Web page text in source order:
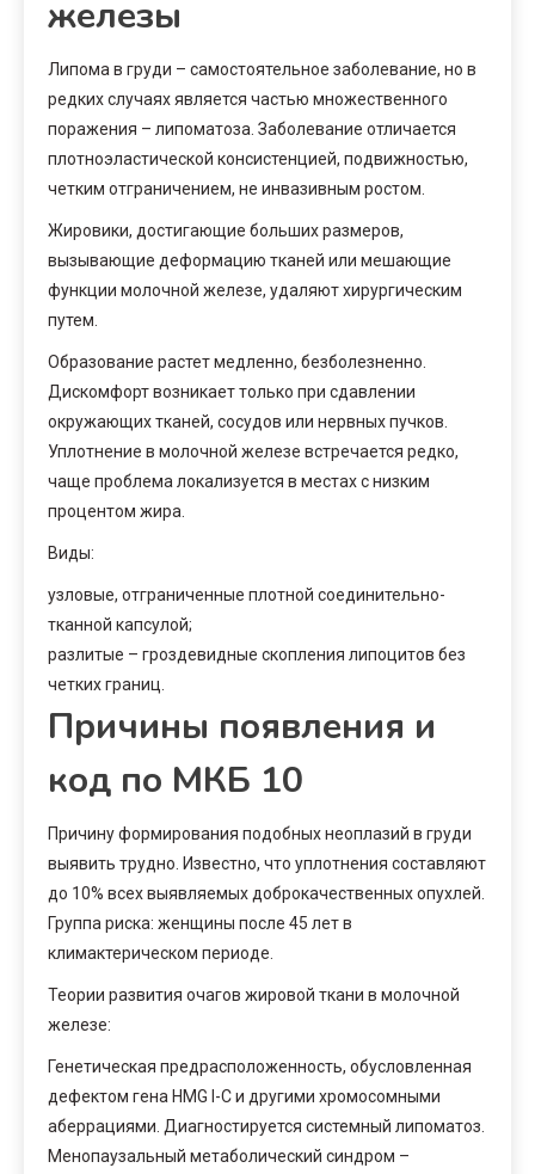
железы
Липома в груди – самостоятельное заболевание, но в
редких случаях является частью множественного
поражения – липоматоза. Заболевание отличается
плотноэластической консистенцией, подвижностью,
четким отграничением, не инвазивным ростом.
Жировики, достигающие больших размеров,
вызывающие деформацию тканей или мешающие
функции молочной железе, удаляют хирургическим
путем.
Образование растет медленно, безболезненно.
Дискомфорт возникает только при сдавлении
окружающих тканей, сосудов или нервных пучков.
Уплотнение в молочной железе встречается редко,
чаще проблема локализуется в местах с низким
процентом жира.
Виды:
узловые, отграниченные плотной соединительно-
тканной капсулой;
разлитые – гроздевидные скопления липоцитов без
четких границ.
Причины появления и
код по МКБ 10
Причину формирования подобных неоплазий в груди
выявить трудно. Известно, что уплотнения составляют
до 10% всех выявляемых доброкачественных опухлей.
Группа риска: женщины после 45 лет в
климактерическом периоде.
Теории развития очагов жировой ткани в молочной
железе:
Генетическая предрасположенность, обусловленная
дефектом гена HMG I-C и другими хромосомными
аберрациями. Диагностируется системный липоматоз.
Менопаузальный метаболический синдром –